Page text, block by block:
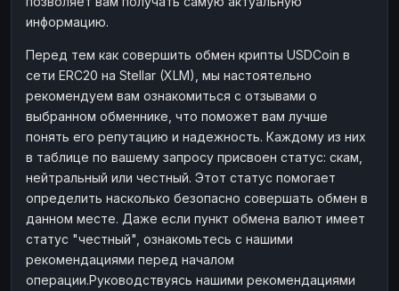
информацию.
Перед тем как совершить обмен крипты USDCoin в
сети ERC20 на Stellar (XLM), мы настоятельно
рекомендуем вам ознакомиться с отзывами о
выбранном обменнике, что поможет вам лучше
понять его репутацию и надежность. Каждому из них
в таблице по вашему запросу присвоен статус: скам,
нейтральный или честный. Этот статус помогает
определить насколько безопасно совершать обмен в
данном месте. Даже если пункт обмена валют имеет
статус "честный", ознакомьтесь с нашими
рекомендациями перед началом
операции.Руководствуясь нашими рекомендациями